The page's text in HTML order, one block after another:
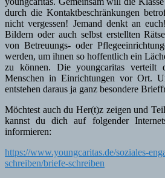
durch die Kontaktbeschränkungen
nicht vergessen! Jemand denkt an
Bildern oder auch selbst erstellten
von Betreuungs- oder
werden, um ihnen so hoffentlich ein
zu können. Die youngcaritas verteilt
Menschen in Einrichtungen vor Ort.
entstehen daraus ja ganz besondere
Möchtest auch du Her(t)z zeigen und
kannst du dich auf folgender
informieren:
https://www.youngcaritas.de/soziales-
schreiben/briefe-schreiben